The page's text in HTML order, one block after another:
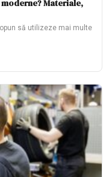
Materiale,
să utilizeze mai multe